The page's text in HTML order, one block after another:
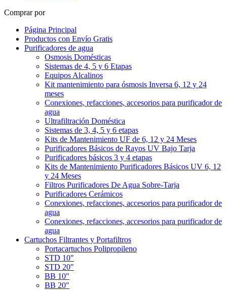
Comprar por
Página Principal
Productos con Envío Gratis
Purificadores de agua
Osmosis Domésticas
Sistemas de 4, 5 y 6 Etapas
Equipos Alcalinos
Kit mantenimiento para ósmosis Inversa 6, 12 y 24
meses
Conexiones, refacciones, accesorios para purificador de
agua
Ultrafiltración Doméstica
Sistemas de 3, 4, 5 y 6 etapas
Kits de Mantenimiento UF de 6, 12 y 24 Meses
Purificadores Básicos de Rayos UV Bajo Tarja
Purificadores básicos 3 y 4 etapas
Kits de Mantenimiento Purificadores Básicos UV 6, 12
y 24 Meses
Filtros Purificadores De Agua Sobre-Tarja
Purificadores Cerámicos
Conexiones, refacciones, accesorios para purificador de
agua
Conexiones, refacciones, accesorios para purificador de
agua
Cartuchos Filtrantes y Portafiltros
Portacartuchos Polipropileno
STD 10"
STD 20"
BB 10"
BB 20"